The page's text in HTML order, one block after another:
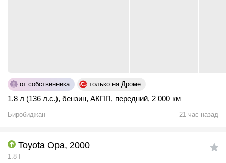
от собственника только на Дроме
1.8 л (136 л.с.), бензин, АКПП, передний, 2 000 км
Биробиджан 21 час назад
Toyota Opa, 2000
1.8 I